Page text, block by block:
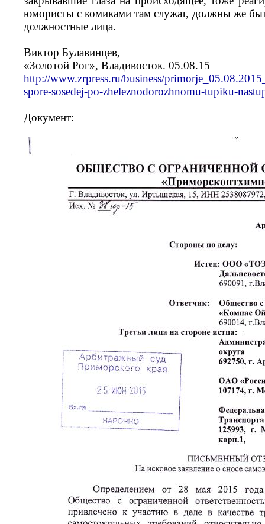
юмористы с комиками там служат, должны же
должностные лица.
Виктор Булавинцев,
«Золотой Рог», Владивосток. 05.08.15
http://www.zrpress.ru/business/
spore-sosedej-po-zheleznodorozhnomu-tupiku-
Документ: